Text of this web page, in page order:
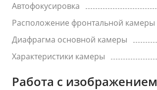
Автофокусировка
Расположение фронтальной камеры
Диафрагма основной камеры
Характеристики камеры
Работа с изображением